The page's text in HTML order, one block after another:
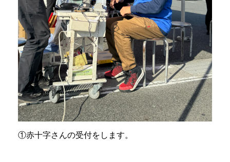
①赤十字さんの受付をします。